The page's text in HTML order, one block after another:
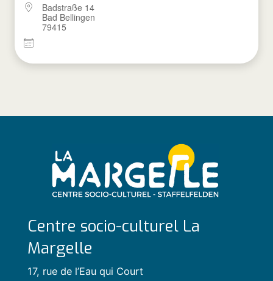
Badstraße 14
Bad Bellingen
79415
Centre socio-culturel La
Margelle
17, rue de l’Eau qui Court